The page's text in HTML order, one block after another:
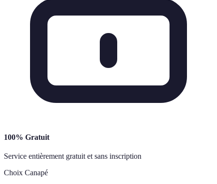
100% Gratuit
Service entièrement gratuit et sans inscription
Choix Canapé